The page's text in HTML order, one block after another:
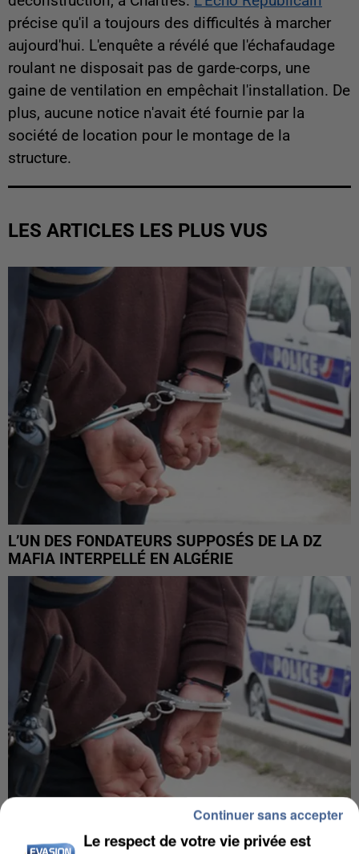
précise qu'il a toujours des difficultés à marcher
aujourd'hui. L'enquête a révélé que l'échafaudage
roulant ne disposait pas de garde-corps, une
gaine de ventilation en empêchait l'installation. De
plus, aucune notice n'avait été fournie par la
société de location pour le montage de la
structure.
LES ARTICLES LES PLUS VUS
L’UN DES FONDATEURS SUPPOSÉS DE LA DZ
MAFIA INTERPELLÉ EN ALGÉRIE
Le respect de votre vie privée est
Continuer sans accepter